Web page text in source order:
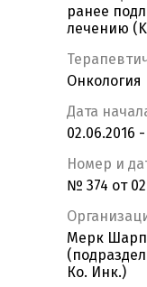
ранее
лечению
Онкология
Дата
02.06.2016
Номер и
№ 374 от
Мерк Шарп
Ко. Инк.)